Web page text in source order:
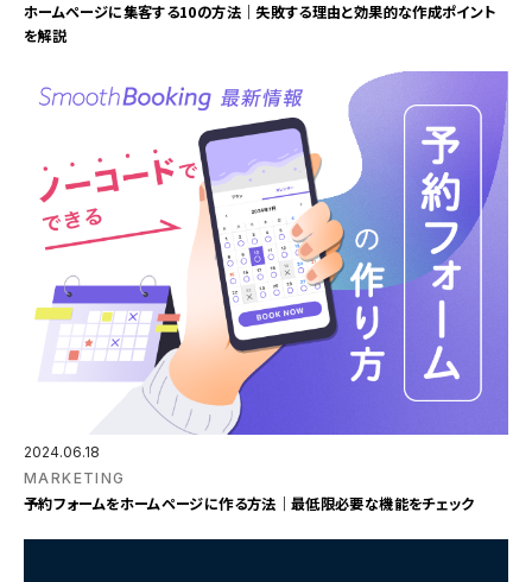
ホームページに集客する10の方法｜失敗する理由と効果的な作成ポイント
を解説
2024.06.18
MARKETING
予約フォームをホームページに作る方法｜最低限必要な機能をチェック